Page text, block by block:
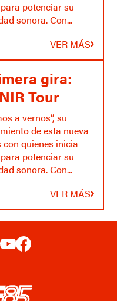
potenciar su
sonora. Con...
VER MÁS
gira:
Tour
a vernos”, su
de esta nueva
con quienes inicia
potenciar su
sonora. Con...
VER MÁS